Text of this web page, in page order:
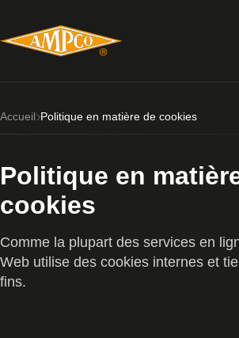
Accueil Politique en matière de cookies
Politique en
cookies
Comme la plupart des services en
Web utilise des cookies internes et
fins.